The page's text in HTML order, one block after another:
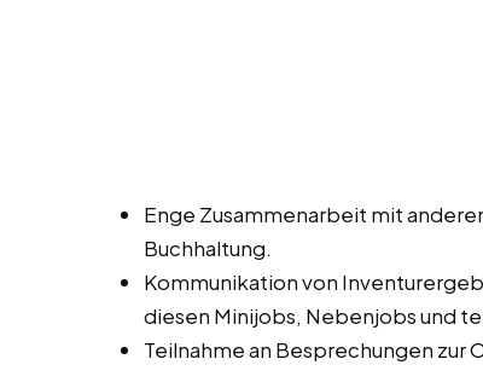
Enge Zusammenarbeit mit
Buchhaltung.
Kommunikation von
diesen Minijobs, Nebenjobs und
Teilnahme an Besprechungen